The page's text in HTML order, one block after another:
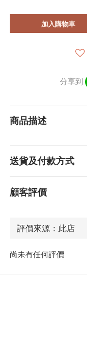
加入購物車
分享到
商品描述
送貨及付款方式
顧客評價
尚未有任何評價